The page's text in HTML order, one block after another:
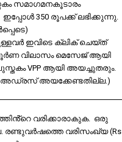
സമാഗമനകൂടാരം
ഇപ്പോൾ 350 രൂപക്ക് ലഭിക്കുന്നു.
ഇവിടെ ക്ലിക് ചെയ്ത്
വിലാസം മെസേജ് ആയി
VPP ആയി അയച്ചുതരും.
അഡ്രസ് അയക്കേണ്ടതില്ല.)
വരിക്കാരാകുക. ഒരു
രണ്ടുവർഷത്തെ വരിസംഖ്യ (Rs